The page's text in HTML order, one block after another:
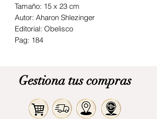
Tamaño: 15 x 23 cm
Autor: Aharon Shlezinger
Editorial: Obelisco
Pag: 184
Gestiona tus compras